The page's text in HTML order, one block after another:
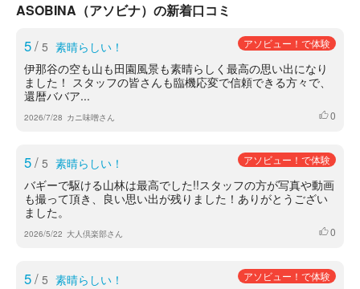
ASOBINA（アソビナ）の新着口コミ
5/ 5 素晴らしい！ アソビュー！で体験
伊那谷の空も山も田園風景も素晴らしく最高の思い出になり
ました！ スタッフの皆さんも臨機応変で信頼できる方々で、
還暦ババア...
2026/7/28 カニ味噌さん いいね
0
5/ 5 素晴らしい！ アソビュー！で体験
バギーで駆ける山林は最高でした!!スタッフの方が写真や動画
も撮って頂き、良い思い出が残りました！ありがとうござい
ました。
2026/5/22 大人倶楽部さん いいね
0
5/ 5 素晴らしい！ アソビュー！で体験